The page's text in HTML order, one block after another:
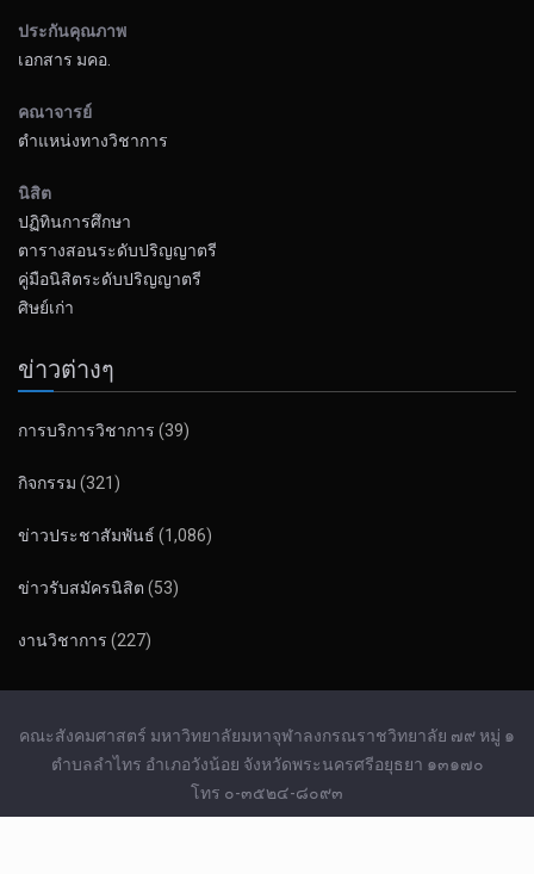
ประกันคุณภาพ
เอกสาร มคอ.
คณาจารย์
ตำแหน่งทางวิชาการ
นิสิต
ปฏิทินการศึกษา
ตารางสอนระดับปริญญาตรี
คู่มือนิสิตระดับปริญญาตรี
ศิษย์เก่า
ข่าวต่างๆ
การบริการวิชาการ (39)
กิจกรรม (321)
ข่าวประชาสัมพันธ์ (1,086)
ข่าวรับสมัครนิสิต (53)
งานวิชาการ (227)
คณะสังคมศาสตร์ มหาวิทยาลัยมหาจุฬาลงกรณราชวิทยาลัย ๗๙ หมู่ ๑
ตำบลลำไทร อำเภอวังน้อย จังหวัดพระนครศรีอยุธยา ๑๓๑๗๐
โทร ๐-๓๕๒๔-๘๐๙๓